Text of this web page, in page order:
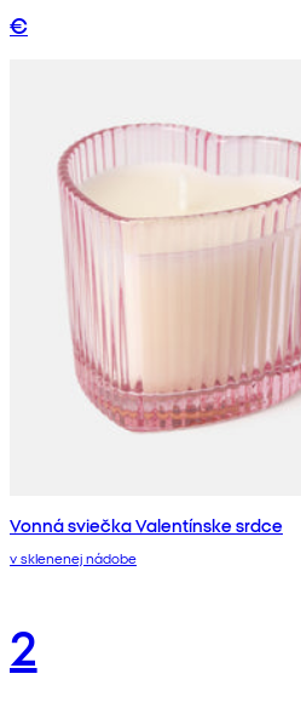
€
Vonná sviečka Valentínske srdce
v sklenenej nádobe
2